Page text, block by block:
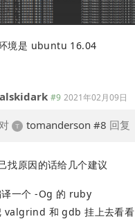
境是 ubuntu 16.04
#9 2021年02月09日
tomanderson #8 回复
找原因的话给几个建议
译一个 -Og 的 ruby
valgrind 和 gdb 挂上去看看